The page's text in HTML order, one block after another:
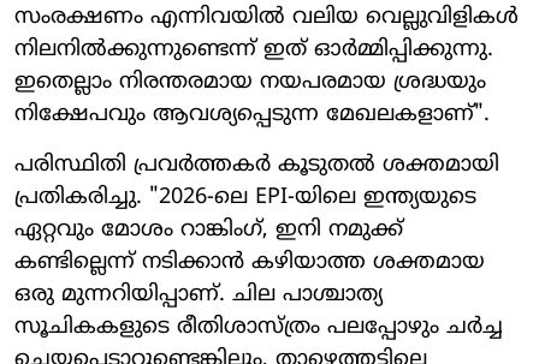
സംരക്ഷണം എന്നിവയിൽ വലിയ വെല്ലുവിളികൾ
നിലനിൽക്കുന്നുണ്ടെന്ന് ഇത് ഓർമ്മിപ്പിക്കുന്നു.
ഇതെല്ലാം നിരന്തരമായ നയപരമായ ശ്രദ്ധയും
നിക്ഷേപവും ആവശ്യപ്പെടുന്ന മേഖലകളാണ്".
പരിസ്ഥിതി പ്രവർത്തകർ കൂടുതൽ ശക്തമായി
പ്രതികരിച്ചു. "2026-ലെ EPI-യിലെ ഇന്ത്യയുടെ
ഏറ്റവും മോശം റാങ്കിംഗ്, ഇനി നമുക്ക്
കണ്ടില്ലെന്ന് നടിക്കാൻ കഴിയാത്ത ശക്തമായ
ഒരു മുന്നറിയിപ്പാണ്. ചില പാശ്ചാത്യ
സൂചികകളുടെ രീതിശാസ്ത്രം പലപ്പോഴും ചർച്ച